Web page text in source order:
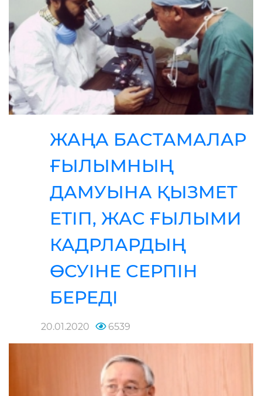
ЖАҢА БАСТАМАЛАР
ҒЫЛЫМНЫҢ
ДАМУЫНА ҚЫЗМЕТ
ЕТІП, ЖАС ҒЫЛЫМИ
КАДРЛАРДЫҢ
ӨСУІНЕ СЕРПІН
БЕРЕДІ
20.01.2020 6539